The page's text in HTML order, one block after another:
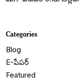
Categories
Blog
E-పేపర్
Featured